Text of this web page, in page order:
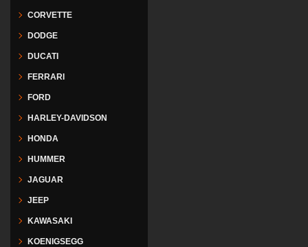
CORVETTE
DODGE
DUCATI
FERRARI
FORD
HARLEY-DAVIDSON
HONDA
HUMMER
JAGUAR
JEEP
KAWASAKI
KOENIGSEGG